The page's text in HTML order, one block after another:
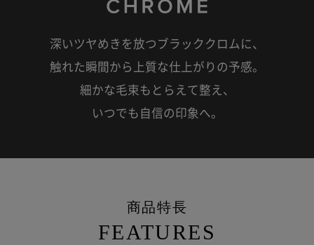
深いツヤめきを放つブラッククロムに、
触れた瞬間から上質な仕上がりの予感。
細かな毛束もとらえて整え、
いつでも自信の印象へ。
商品特長
FEATURES